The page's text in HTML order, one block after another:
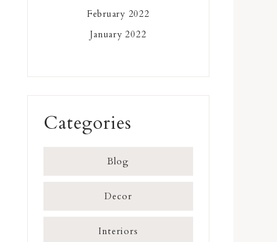
February 2022
January 2022
Categories
Blog
Decor
Interiors